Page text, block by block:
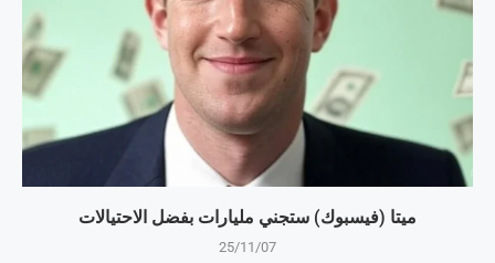
ميتا (فيسبوك) ستجني مليارات بفضل الاحتيالات
25/11/07